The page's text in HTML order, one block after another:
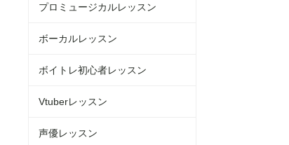
プロミュージカルレッスン
ボーカルレッスン
ボイトレ初心者レッスン
Vtuberレッスン
声優レッスン